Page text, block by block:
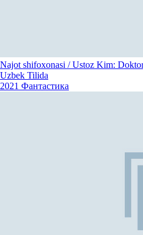
Najot shifoxonasi / Ustoz Kim:
Uzbek Tilida
2021 Фантастика